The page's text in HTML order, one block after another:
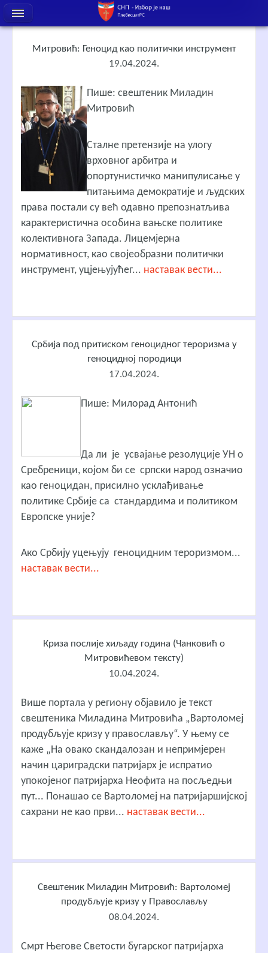
Митровић: Геноцид као политички инструмент
19.04.2024.
Пише: свештеник Миладин
Митровић
Сталне претензије на улогу
врховног арбитра и
опортунистичко манипулисање у
питањима демократије и људских
права постали су већ одавно препознатљива
карактеристична особина вањске политике
колективнога Запада. Лицемјерна
нормативност, као својеобразни политички
инструмент, уцјењујућег... наставак вести...
Србија под притиском геноцидног тероризма у
геноцидној породици
17.04.2024.
Пише: Милорад Антонић
Да ли је усвајање резолуције УН о
Сребреници, којом би се српски народ означио
као геноцидан, присилно усклађивање
политике Србије са стандардима и политиком
Европске уније?
Ако Србију уцењују геноцидним тероризмом...
наставак вести...
Криза послије хиљаду година (Чанковић о
Митровићевом тексту)
10.04.2024.
Више портала у региону објавило је текст
свештеника Миладина Митровића „Вартоломеј
продубљује кризу у православљу“. У њему се
каже „На овако скандалозан и непримјерен
начин цариградски патријарх је испратио
упокојеног патријарха Неофита на посљедњи
пут... Понашао се Вартоломеј на патријаршијској
сахрани не као први... наставак вести...
Свештеник Миладин Митровић: Вартоломеј
продубљује кризу у Православљу
08.04.2024.
Смрт Његове Светости бугарског патријарха